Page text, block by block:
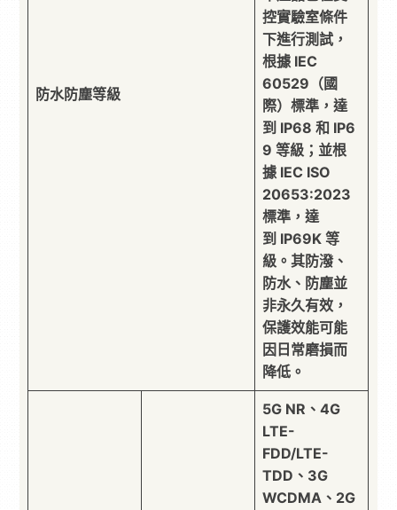
防水防塵等級
控實驗室條件
下進行測試，
根據 IEC
60529（國
際）標準，達
到 IP68 和 IP6
9 等級；並根
據 IEC ISO
20653:2023
標準，達
到 IP69K 等
級。其防潑、
防水、防塵並
非永久有效，
保護效能可能
因日常磨損而
降低。
5G NR、4G
LTE-
FDD/LTE-
TDD、3G
WCDMA、2G